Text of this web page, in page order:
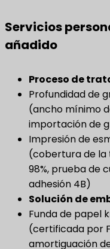
Servicios
añadido
Proceso de
Profundidad de
(ancho mínimo
importación de
Impresión de
(cobertura de la
98%, prueba de
adhesión 4B)
Solución de
Funda de papel
(certificada por
amortiguación